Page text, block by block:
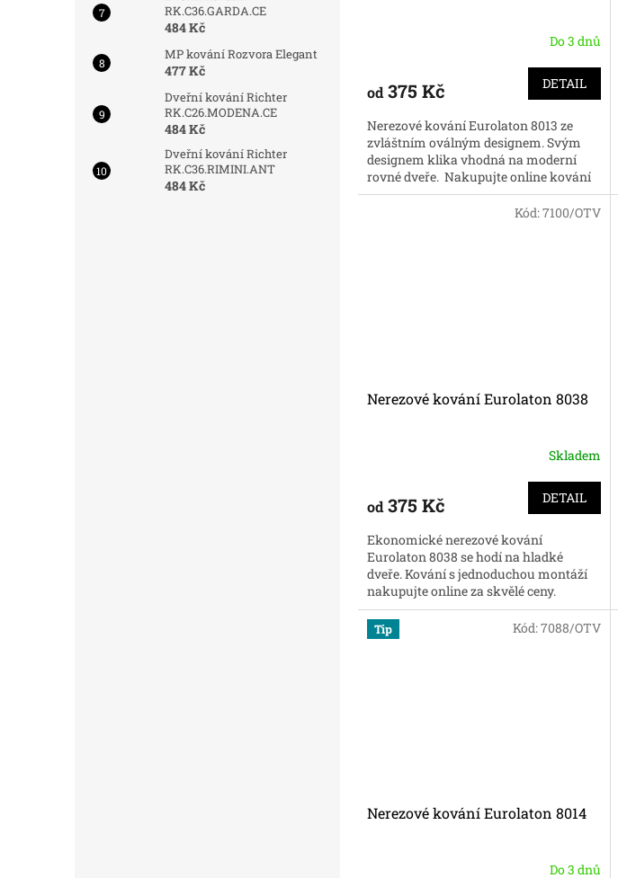
RK.C36.GARDA.CE
484 Kč
MP kování Rozvora Elegant
477 Kč
Dveřní kování Richter
RK.C26.MODENA.CE
484 Kč
Dveřní kování Richter
RK.C36.RIMINI.ANT
484 Kč
Do 3 dnů
od 375 Kč DETAIL
Nerezové kování Eurolaton 8013 ze
zvláštním oválným designem. Svým
designem klika vhodná na moderní
rovné dveře. Nakupujte online kování
za skvělé ceny.
Nerezové kování Eurolaton 8038
Skladem
od 375 Kč DETAIL
Ekonomické nerezové kování
Eurolaton 8038 se hodí na hladké
dveře. Kování s jednoduchou montáží
nakupujte online za skvělé ceny.
Kód:7100/OTV
Tip
Nerezové kování Eurolaton 8014
Do 3 dnů
Kód:7088/OTV